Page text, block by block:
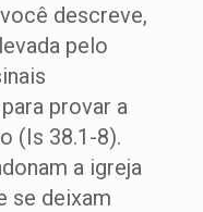
descreve,
pelo
provar a
(Is 38.1-8).
a igreja
se deixam